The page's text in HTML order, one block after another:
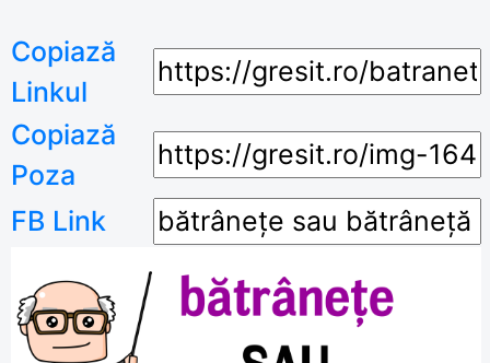
Copiază
Linkul
Copiază
Poza
FB Link